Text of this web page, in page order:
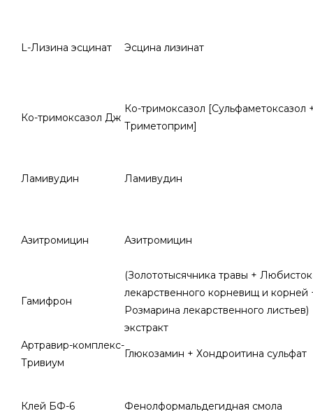
L-Лизина эсцинат Эсцина лизинат
Ко-тримоксазол Дж
Ко-тримоксазол [Сульфаметоксазол
Триметоприм]
Ламивудин Ламивудин
Азитромицин Азитромицин
Гамифрон
(Золототысячника травы +
лекарственного корневищ и корней
Розмарина лекарственного листьев)
экстракт
Артравир-комплекс-
Тривиум
Глюкозамин + Хондроитина сульфат
Клей БФ-6 Фенолформальдегидная смола